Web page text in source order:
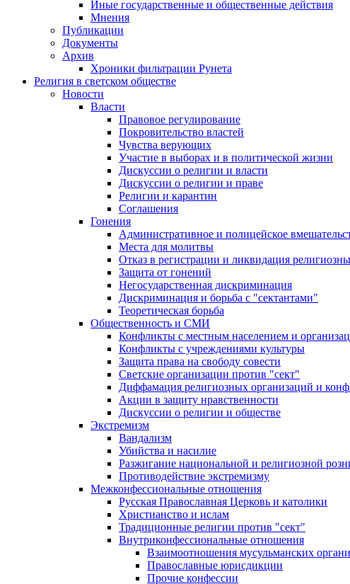
Иные государственные и общественные действия
Мнения
Публикации
Документы
Архив
Хроники фильтрации Рунета
Религия в светском обществе
Новости
Власти
Правовое регулирование
Покровительство властей
Чувства верующих
Участие в выборах и в политической жизни
Дискуссии о религии и власти
Дискуссии о религии и праве
Религии и карантин
Соглашения
Гонения
Административное и полицейское
Места для молитвы
Отказ в регистрации и ликвидация
Защита от гонений
Негосударственная дискриминация
Дискриминация и борьба с "сектантами"
Теоретическая борьба
Общественность и СМИ
Конфликты с местным населением и
Конфликты с учреждениями культуры
Защита права на свободу совести
Светские организации против "сект"
Диффамация религиозных организаций и
Акции в защиту нравственности
Дискуссии о религии и обществе
Экстремизм
Вандализм
Убийства и насилие
Разжигание национальной и религиозной
Противодействие экстремизму
Межконфессиональные отношения
Русская Православная Церковь и католики
Христианство и ислам
Традиционные религии против "сект"
Внутриконфессиональные отношения
Взаимоотношения мусульманских
Православные юрисдикции
Прочие конфессии